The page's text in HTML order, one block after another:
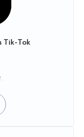
Tik-Tok